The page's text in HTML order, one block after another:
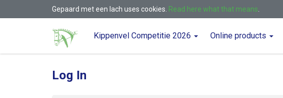
Gepaard met een lach uses cookies. Read here what that means
Kippenvel Competitie 2026 Online products
Log In